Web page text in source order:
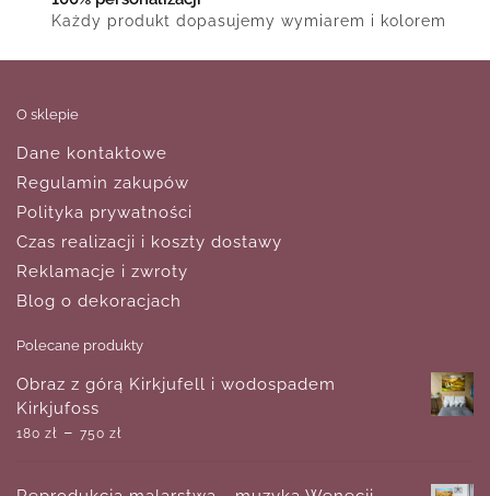
Każdy produkt dopasujemy wymiarem i kolorem
O sklepie
Dane kontaktowe
Regulamin zakupów
Polityka prywatności
Czas realizacji i koszty dostawy
Reklamacje i zwroty
Blog o dekoracjach
Polecane produkty
Obraz z górą Kirkjufell i wodospadem
Kirkjufoss
180 zł – 750 zł